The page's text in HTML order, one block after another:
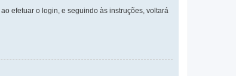
ao efetuar o login, e seguindo às instruções, voltará